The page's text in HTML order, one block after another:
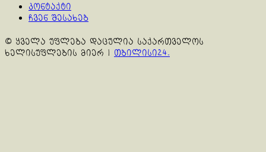
კონტაქტი
ჩვენ შესახებ
© ყველა უფლება დაცულია საქართველოს
ხელისუფლების მიერ | თბილისი24.